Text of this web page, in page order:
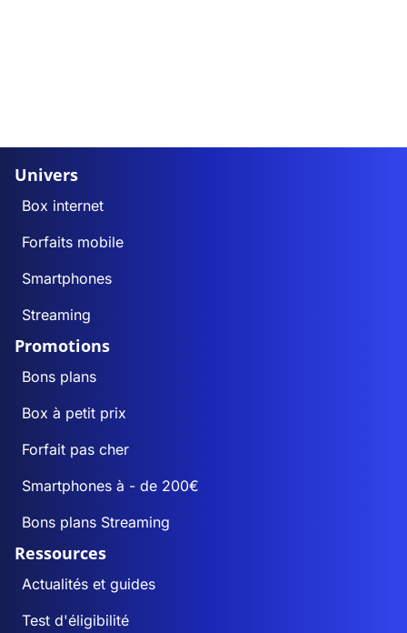
Univers
Box internet
Forfaits mobile
Smartphones
Streaming
Promotions
Bons plans
Box à petit prix
Forfait pas cher
Smartphones à - de 200€
Bons plans Streaming
Ressources
Actualités et guides
Test d'éligibilité